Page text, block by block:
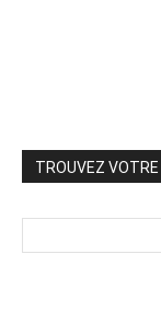
TROUVEZ VOTRE